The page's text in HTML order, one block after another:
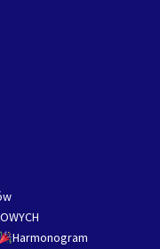
Harmonogram